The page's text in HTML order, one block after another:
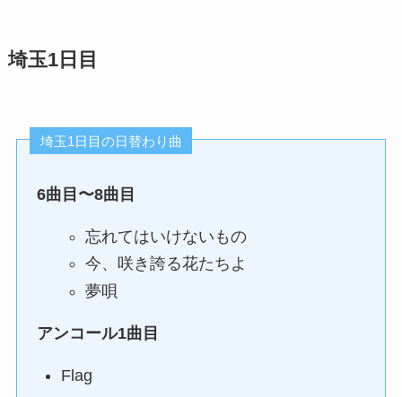
埼玉1日目
埼玉1日目の日替わり曲
6曲目〜8曲目
忘れてはいけないもの
今、咲き誇る花たちよ
夢唄
アンコール1曲目
Flag